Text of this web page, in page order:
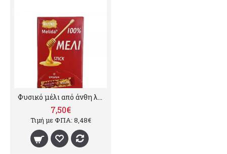
Φυσικό μέλι από άνθη λουλουδιών, 10γρ x 100 τμχ
7,50€
Τιμή με ΦΠΑ: 8,48€